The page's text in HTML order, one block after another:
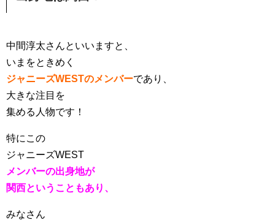
中間淳太さんといいますと、
いまをときめく
ジャニーズWESTのメンバーであり、
大きな注目を
集める人物です！
特にこの
ジャニーズWEST
メンバーの出身地が
関西ということもあり、
みなさん